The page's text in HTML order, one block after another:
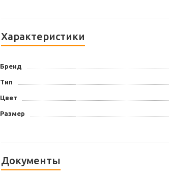
Характеристики
Бренд
Тип
Цвет
Размер
Документы